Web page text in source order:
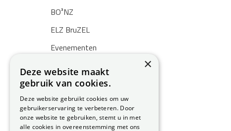
BO³NZ
ELZ BruZEL
Evenementen
Nieuws
Zoekertjes
Over ons
Contact
×
Deze website maakt
gebruik van cookies.
Deze website gebruikt cookies om uw
gebruikerservaring te verbeteren. Door
onze website te gebruiken, stemt u in met
alle cookies in overeenstemming met ons